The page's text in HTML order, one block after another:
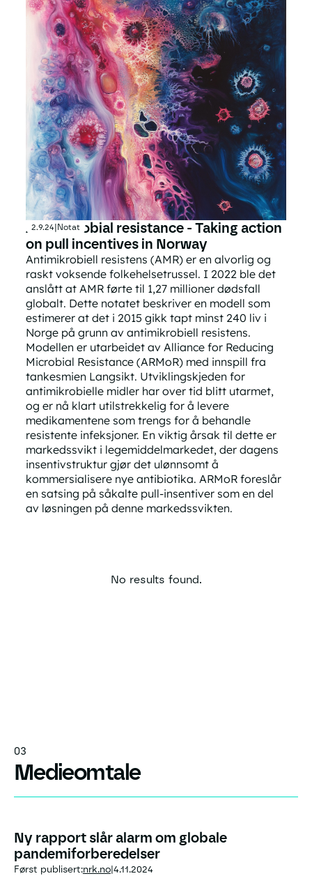
2.9.24| Notat
Antimicrobial resistance - Taking action
on pull incentives in Norway
Antimikrobiell resistens (AMR) er en alvorlig og
raskt voksende folkehelsetrussel. I 2022 ble det
anslått at AMR førte til 1,27 millioner dødsfall
globalt. Dette notatet beskriver en modell som
estimerer at det i 2015 gikk tapt minst 240 liv i
Norge på grunn av antimikrobiell resistens.
Modellen er utarbeidet av Alliance for Reducing
Microbial Resistance (ARMoR) med innspill fra
tankesmien Langsikt. Utviklingskjeden for
antimikrobielle midler har over tid blitt utarmet,
og er nå klart utilstrekkelig for å levere
medikamentene som trengs for å behandle
resistente infeksjoner. En viktig årsak til dette er
markedssvikt i legemiddelmarkedet, der dagens
insentivstruktur gjør det ulønnsomt å
kommersialisere nye antibiotika. ARMoR foreslår
en satsing på såkalte pull-insentiver som en del
av løsningen på denne markedssvikten.
No results found.
03
Medieomtale
Ny rapport slår alarm om globale
pandemiforberedelser
Først publisert:nrk.no|4.11.2024